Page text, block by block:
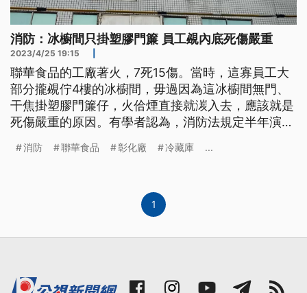
消防：冰櫥間只掛塑膠門簾 員工覕內底死傷嚴重
2023/4/25 19:15
聯華食品的工廠著火，7死15傷。當時，這寡員工大
部分攏覕佇4樓的冰櫥間，毋過因為這冰櫥間無門、
干焦掛塑膠門簾仔，火佮煙直接就湠入去，應該就是
死傷嚴重的原因。有學者認為，消防法規定半年演練
消防 聯華食品 彰化廠 冷藏庫 ...
1